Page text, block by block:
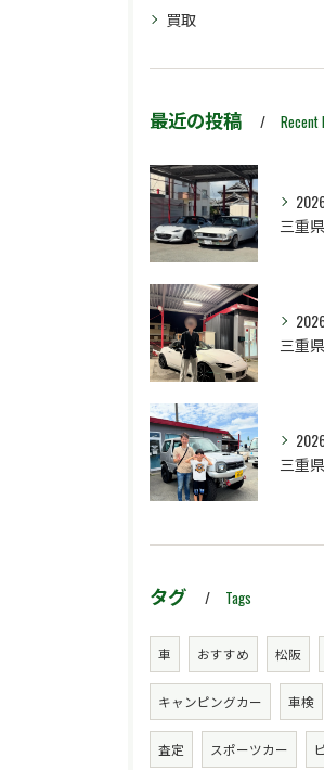
買取
最近の投稿 Recent
タグ Tags
車 おすすめ 松阪
キャンピングカー 車検
査定 スポーツカー